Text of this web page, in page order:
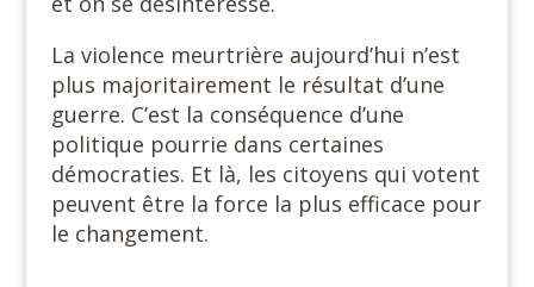
La violence meurtrière aujourd’hui n’est
plus majoritairement le résultat d’une
guerre. C’est la conséquence d’une
politique pourrie dans certaines
démocraties. Et là, les citoyens qui votent
peuvent être la force la plus efficace pour
le changement.